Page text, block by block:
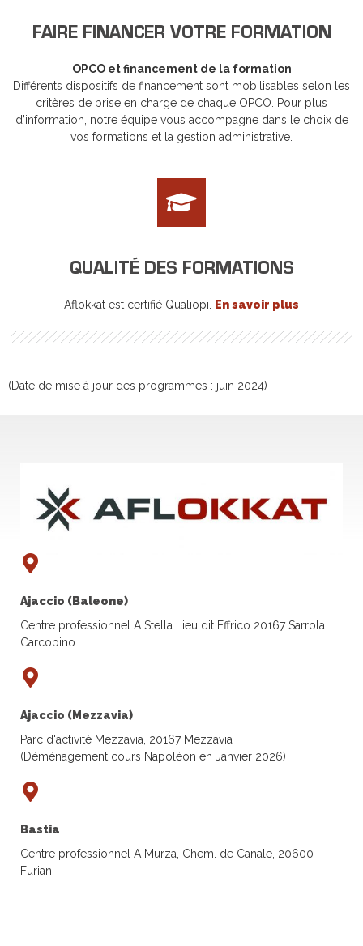
FAIRE FINANCER VOTRE FORMATION
OPCO et financement de la formation
Différents dispositifs de financement sont mobilisables selon les
critères de prise en charge de chaque OPCO. Pour plus
d’information, notre équipe vous accompagne dans le choix de
vos formations et la gestion administrative.
QUALITÉ DES FORMATIONS
Aflokkat est certifié Qualiopi. En savoir plus
(Date de mise à jour des programmes : juin 2024)
Ajaccio (Baleone)
Centre professionnel A Stella Lieu dit Effrico 20167 Sarrola
Carcopino
Ajaccio (Mezzavia)
Parc d'activité Mezzavia, 20167 Mezzavia
(Déménagement cours Napoléon en Janvier 2026)
Bastia
Centre professionnel A Murza, Chem. de Canale, 20600
Furiani